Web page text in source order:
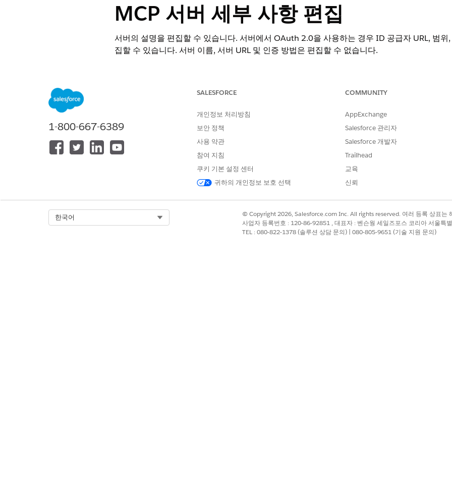
MCP 서버 세부 사항 편집
서버의 설명을 편집할 수 있습니다. 서버에서 OAuth 2.0을 사용하는 경우 ID 공급자 URL, 범
집할 수 있습니다. 서버 이름, 서버 URL 및 인증 방법은 편집할 수 없습니다.
지원 제품: Lightning Experience
Performance,Unlimited 필수 추가 기능 라이센스는 에이
MCP 서버 등록 관리: AI 에이전트 관리 AND 에이전
서버 등록 또는 서버 자체에 대한 변경 사항은 자산 라이브러리에서 연관된 에이전트 작업을
설정에서 빠른 찾기 상자에 Agentforce를 입력한 다음,Agentforce 레지스트리를 선택합니다.
편집을 클릭합니다.
1-800-667-6389
SALESFORCE
개인정보 처리방침
보안 정책
사용 약관
참여 지침
쿠키 기본 설정 센터
귀하의 개인정보 보호 선택
COMMUNITY
AppExchange
Salesforce 관리자
Salesforce 개발자
Trailhead
교육
신뢰
한국어
© Copyright 2026, Salesforce.com Inc. All rights reserved. 여러 등록 상표는
사업자 등록번호 : 120-86-92851 , 대표자 : 벤슨웡 세일즈포스 코리아 서울
TEL : 080-822-1378 (솔루션 상담 문의) | 080-805-9651 (기술 지원 문의)